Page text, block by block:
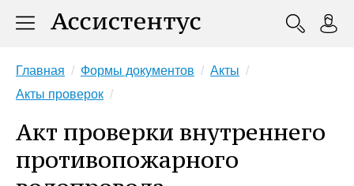
Главная Формы документов
Акты
Акты проверок
Акт проверки внутреннего
противопожарного